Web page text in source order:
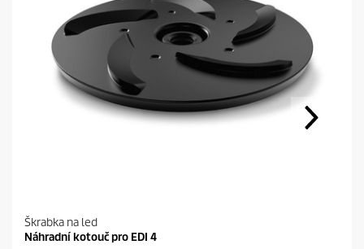
Škrabka na led
Náhradní kotouč pro EDI 4